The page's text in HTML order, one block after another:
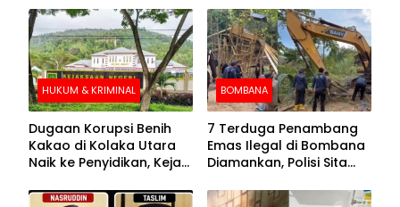
HUKUM & KRIMINAL
Dugaan Korupsi Benih
Kakao di Kolaka Utara
Naik ke Penyidikan, Kejari
BOMBANA
7 Terduga Penambang
Emas Ilegal di Bombana
Diamankan, Polisi Sita
Crusher